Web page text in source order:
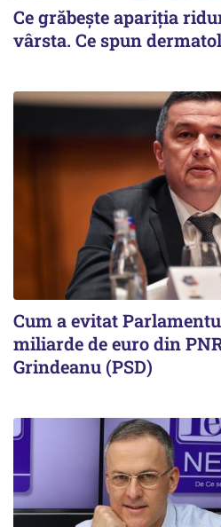
Ce grăbește apariția
vârsta. Ce spun
Cum a evitat
miliarde de euro din
Grindeanu (PSD)